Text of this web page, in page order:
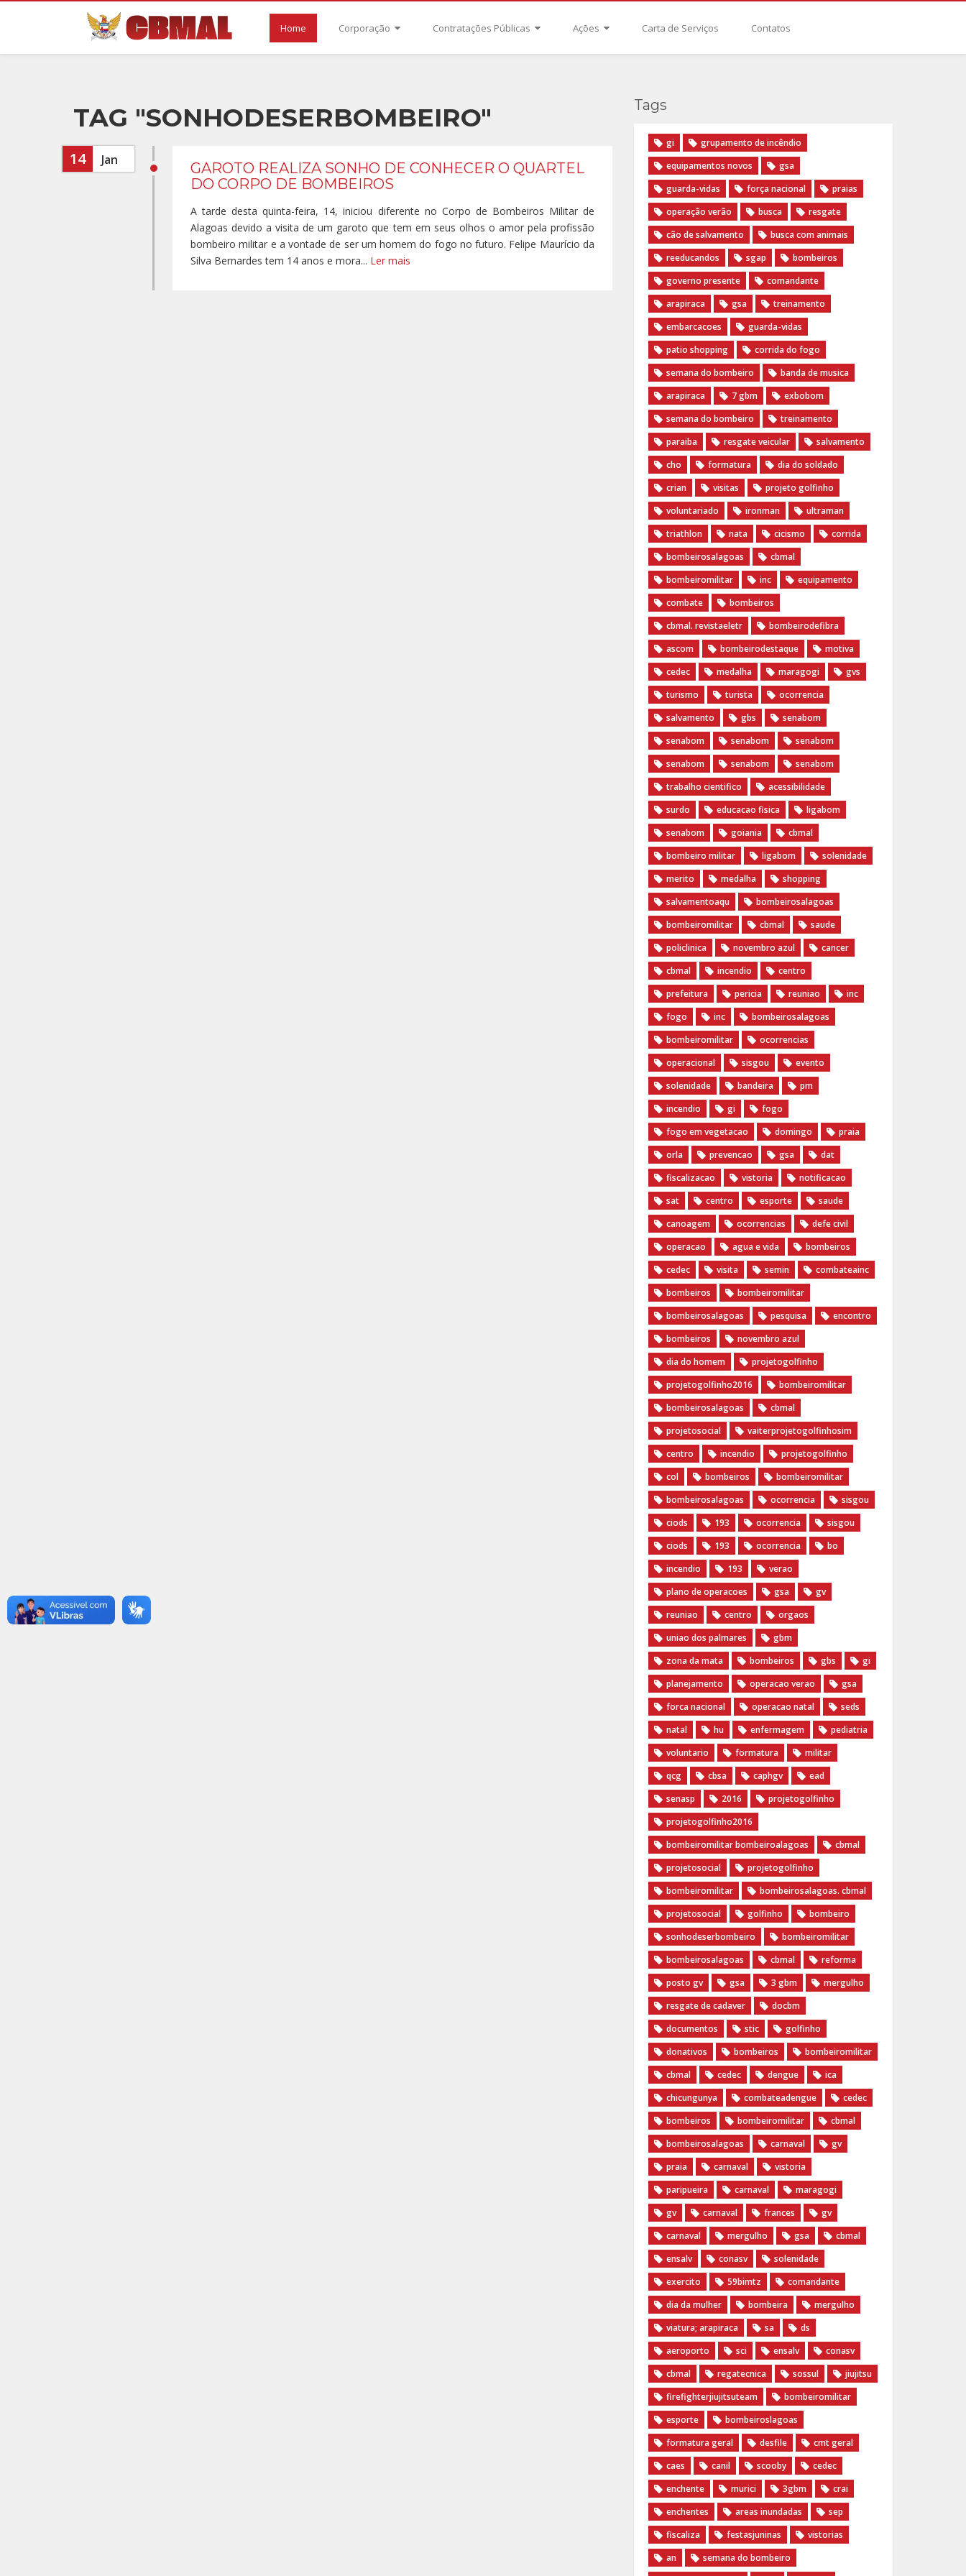
Home Corporação Contratações Públicas Ações Carta de Serviços Contatos
TAG "SONHODESERBOMBEIRO"
14 Jan
GAROTO REALIZA SONHO DE CONHECER O QUARTEL
DO CORPO DE BOMBEIROS
A tarde desta quinta-feira, 14, iniciou diferente no Corpo de Bombeiros Militar de
Alagoas devido a visita de um garoto que tem em seus olhos o amor pela profissão
bombeiro militar e a vontade de ser um homem do fogo no futuro. Felipe Maurício da
Silva Bernardes tem 14 anos e mora... Ler mais
Tags
gi
grupamento de incêndio
equipamentos novos
gsa
guarda-vidas
força nacional
praias
operação verão
busca
resgate
cão de salvamento
busca com animais
reeducandos
sgap
bombeiros
governo presente
comandante
arapiraca
gsa
treinamento
embarcacoes
guarda-vidas
patio shopping
corrida do fogo
semana do bombeiro
banda de musica
arapiraca
7 gbm
exbobom
semana do bombeiro
treinamento
paraiba
resgate veicular
salvamento
cho
formatura
dia do soldado
crian
visitas
projeto golfinho
voluntariado
ironman
ultraman
triathlon
nata cicismo
corrida
bombeirosalagoas
cbmal
bombeiromilitar
inc
equipamento
combate
bombeiros
cbmal. revistaeletr
bombeirodefibra
ascom
bombeirodestaque
motiva
cedec
medalha maragogi
gvs
turismo
turista
ocorrencia
salvamento
gbs
senabom
senabom
senabom
senabom
senabom
senabom
senabom
trabalho cientifico
acessibilidade
surdo
educacao fisica
ligabom
senabom
goiania
cbmal
bombeiro militar
ligabom
solenidade
merito
medalha
shopping
salvamentoaqu
bombeirosalagoas
bombeiromilitar
cbmal
saude
policlinica
novembro azul
cancer
cbmal
incendio
centro
prefeitura
pericia reuniao
inc
fogo
inc
bombeirosalagoas
bombeiromilitar
ocorrencias
operacional
sisgou
evento
solenidade
bandeira
pm
incendio
gi
fogo
fogo em vegetacao
domingo
praia
orla
prevencao gsa
dat
fiscalizacao
vistoria
notificacao
sat
centro esporte
saude
canoagem
ocorrencias
defe civil
operacao
agua e vida
bombeiros
cedec
visita semin
combateainc
bombeiros
bombeiromilitar
bombeirosalagoas
pesquisa
encontro
bombeiros
novembro azul
dia do homem
‪projetogolfinho‬
‎projetogolfinho2016
‎bombeiromilitar‬
‎bombeirosalagoas‬
‎cbmal‬
‎projetosocial‬‪
vaiterprojetogolfinhosim‬
centro
incendio
projetogolfinho
col
bombeiros
bombeiromilitar
bombeirosalagoas
ocorrencia
sisgou
ciods
193 ocorrencia
sisgou
ciods
193 ocorrencia
bo
incendio
193
verao
plano de operacoes
gsa
gv
reuniao
centro
orgaos
uniao dos palmares
gbm
zona da mata
bombeiros gbs
gi
planejamento
operacao verao
gsa
forca nacional
operacao natal
seds
natal
hu enfermagem
pediatria
voluntario
formatura
militar
qcg
cbsa caphgv
ead
senasp
2016
projetogolfinho
projetogolfinho2016
bombeiromilitar bombeiroalagoas
cbmal
projetosocial
projetogolfinho
bombeiromilitar
bombeirosalagoas. cbmal
projetosocial
golfinho
bombeiro
sonhodeserbombeiro
bombeiromilitar
bombeirosalagoas
cbmal
reforma
posto gv
gsa 3 gbm
mergulho
resgate de cadaver
docbm
documentos
stic
golfinho
donativos
bombeiros
bombeiromilitar
cbmal
cedec dengue
ica
chicungunya
combateadengue
cedec
bombeiros
bombeiromilitar
cbmal
bombeirosalagoas
carnaval
gv
praia
carnaval
vistoria
paripueira
carnaval
maragogi
gv
carnaval frances
gv
carnaval
mergulho gsa
cbmal
ensalv
conasv
solenidade
exercito
59bimtz
comandante
dia da mulher
bombeira
mergulho
viatura; arapiraca
sa
ds
aeroporto
sci ensalv
conasv
cbmal
regatecnica sossul
jiujitsu
firefighterjiujitsuteam
bombeiromilitar
esporte
bombeiroslagoas
formatura geral
desfile
cmt geral
caes
canil scooby
cedec
enchente
murici 3gbm
crai
enchentes
areas inundadas
sep
fiscaliza
festasjuninas
vistorias
an
semana do bombeiro